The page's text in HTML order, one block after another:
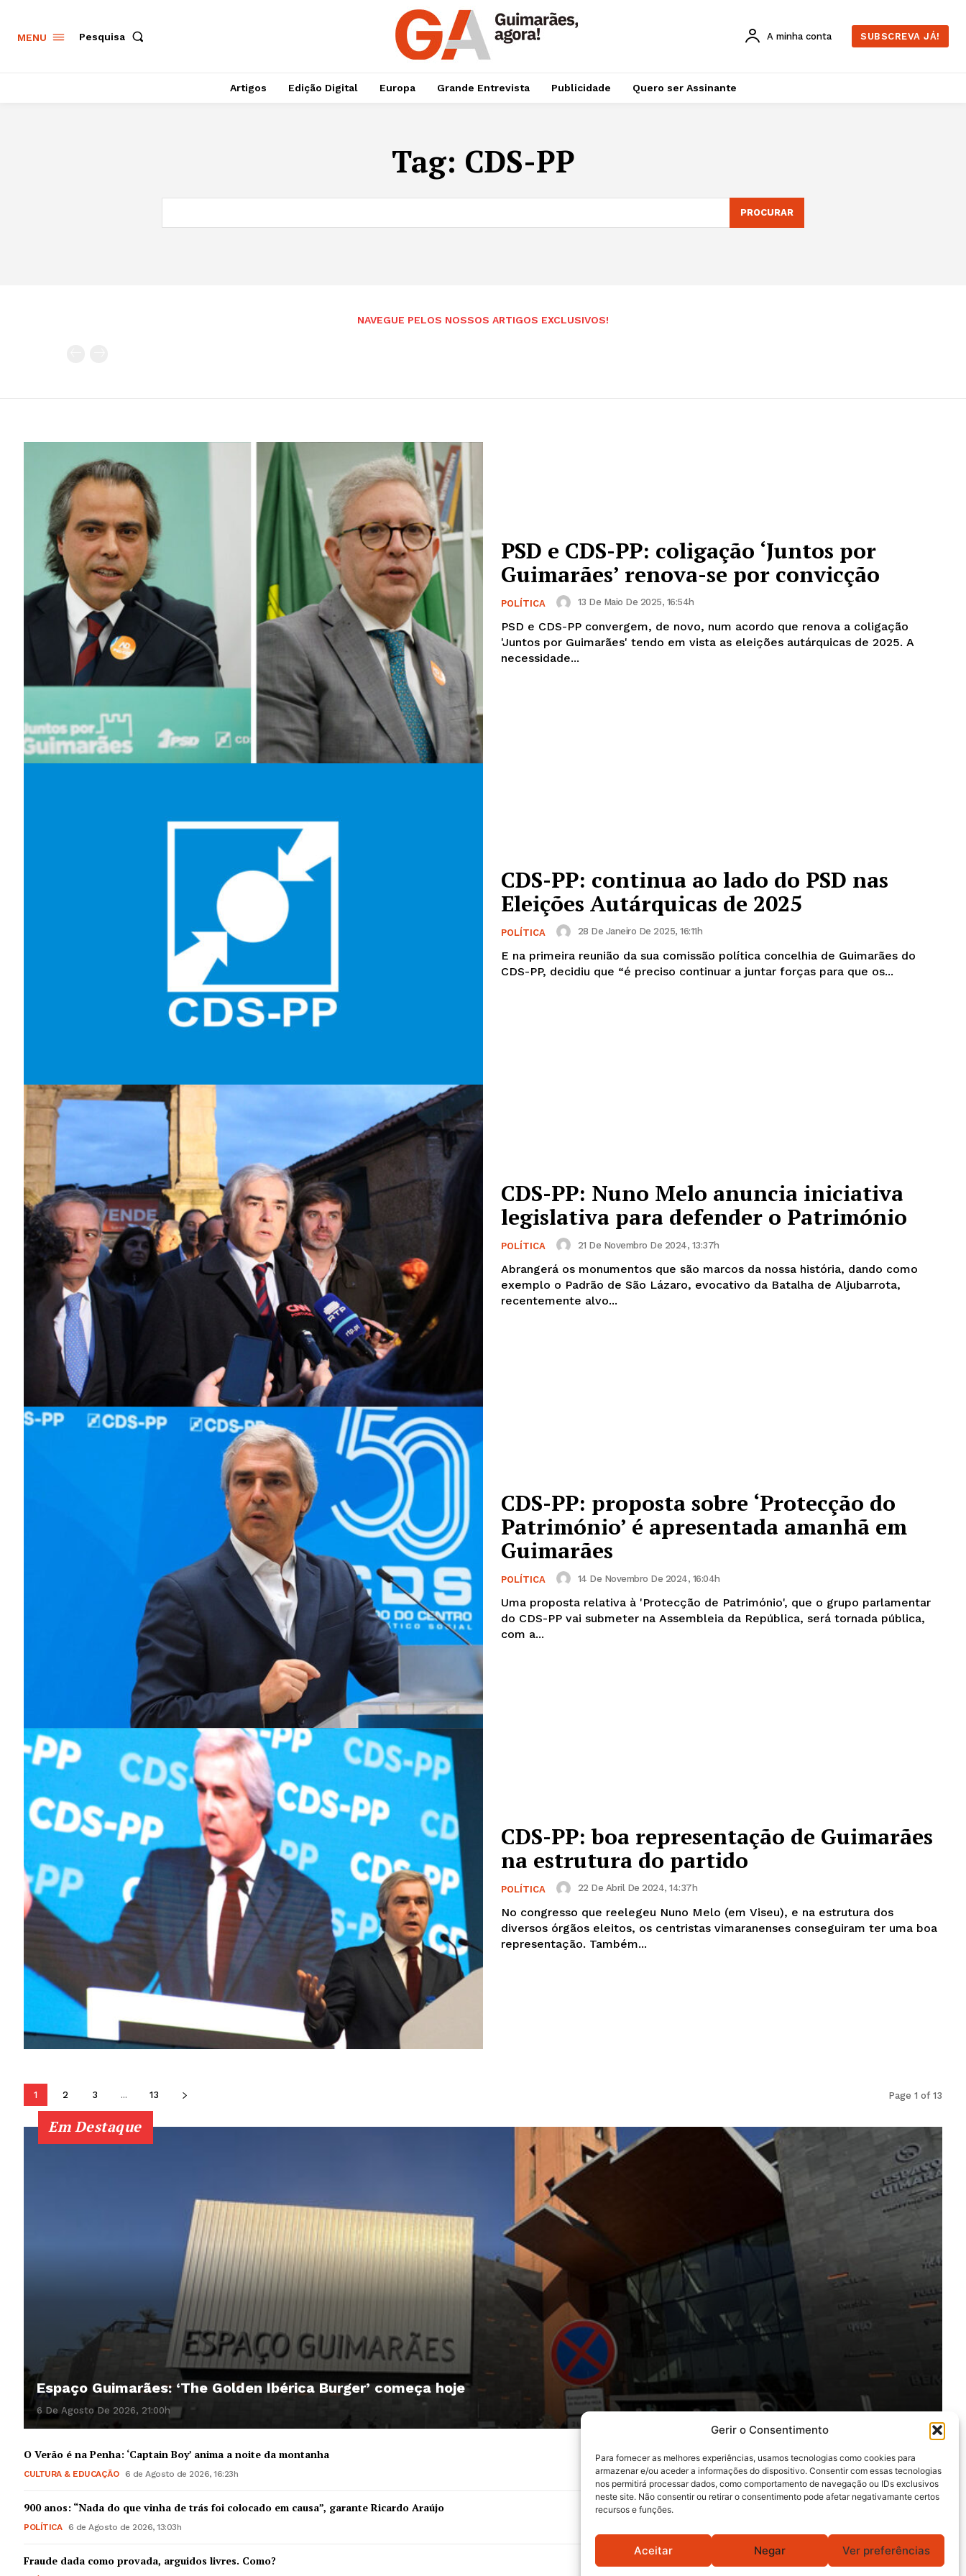
Guimarães, agora!
SUBSCREVA JÁ!
Institucional
Edição Digital
Gerir o Consentimento
Para fornecer as melhores experiências, usamos tecnologias como cookies para
armazenar e/ou aceder a informações do dispositivo. Consentir com essas tecnologias
nos permitirá processar dados, como comportamento de navegação ou IDs exclusivos
neste site. Não consentir ou retirar o consentimento pode afetar negativamante certos
recursos e funções.
Aceitar Negar Ver preferências
MENU Pesquisa A minha conta SUBSCREVA JÁ!
Artigos Edição Digital Europa Grande Entrevista Publicidade Quero ser Assinante
Tag: CDS-PP
PROCURAR
NAVEGUE PELOS NOSSOS ARTIGOS EXCLUSIVOS!
PSD e CDS-PP: coligação ‘Juntos por
Guimarães’ renova-se por convicção
POLÍTICA 13 De Maio De 2025, 16:54h
PSD e CDS-PP convergem, de novo, num acordo que renova a coligação
'Juntos por Guimarães' tendo em vista as eleições autárquicas de 2025. A
necessidade...
CDS-PP: continua ao lado do PSD nas
Eleições Autárquicas de 2025
POLÍTICA 28 De Janeiro De 2025, 16:11h
E na primeira reunião da sua comissão política concelhia de Guimarães do
CDS-PP, decidiu que “é preciso continuar a juntar forças para que os...
CDS-PP: Nuno Melo anuncia iniciativa
legislativa para defender o Património
POLÍTICA 21 De Novembro De 2024, 13:37h
Abrangerá os monumentos que são marcos da nossa história, dando como
exemplo o Padrão de São Lázaro, evocativo da Batalha de Aljubarrota,
recentemente alvo...
CDS-PP: proposta sobre ‘Protecção do
Património’ é apresentada amanhã em
Guimarães
POLÍTICA 14 De Novembro De 2024, 16:04h
Uma proposta relativa à 'Protecção de Património', que o grupo parlamentar
do CDS-PP vai submeter na Assembleia da República, será tornada pública,
com a...
CDS-PP: boa representação de Guimarães
na estrutura do partido
POLÍTICA 22 De Abril De 2024, 14:37h
No congresso que reelegeu Nuno Melo (em Viseu), e na estrutura dos
diversos órgãos eleitos, os centristas vimaranenses conseguiram ter uma boa
representação. Também...
1 2 3 ... 13 Page 1 of 13
Em Destaque
Espaço Guimarães: ‘The Golden Ibérica Burger’ começa hoje
6 De Agosto De 2026, 21:00h
O Verão é na Penha: ‘Captain Boy’ anima a noite da montanha
CULTURA & EDUCAÇÃO 6 de Agosto de 2026, 16:23h
900 anos: “Nada do que vinha de trás foi colocado em causa”, garante Ricardo Araújo
POLÍTICA 6 de Agosto de 2026, 13:03h
Fraude dada como provada, arguidos livres. Como?